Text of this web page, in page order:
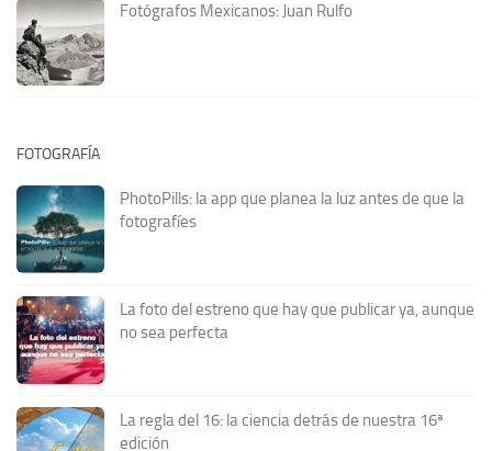
Fotógrafos Mexicanos: Juan Rulfo
FOTOGRAFÍA
PhotoPills: la app que planea la luz antes de que la
fotografíes
La foto del estreno que hay que publicar ya, aunque
no sea perfecta
La regla del 16: la ciencia detrás de nuestra 16ª
edición